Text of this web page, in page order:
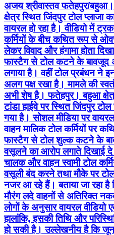
अजय श्रीवास्तव फतेहपुर/
क्षेत्र स्थित जिंदपुर टोल प्लाजा
वायरल हो रहा है। वीडियो में
कर्मियों के बीच कथित रूप से
लेकर विवाद और हंगामा होता
फास्टैग से टोल कटने के बावजूद
लगाया है। वहीं टोल प्रबंधन ने
अलग पक्ष रखा है। मामले की
अभी शेष है। फतेहपुर। बहुआ
टांडा हाईवे पर स्थित जिंदपुर
गया है। सोशल मीडिया पर
वाहन मालिक टोल कर्मियों पर
फास्टैग से टोल शुल्क कटने के
वसूलने का आरोप लगाते दिखाई
चालक और वाहन स्वामी टोल
वसूली बंद करने तथा मौके पर
नजर आ रहे हैं। बताया जा रहा
मौरंग लदे वाहनों से अतिरिक्त
लोगों के अनुसार वायरल वीडियो
हालांकि, इसकी तिथि और
हो सकी है। उल्लेखनीय है कि जून